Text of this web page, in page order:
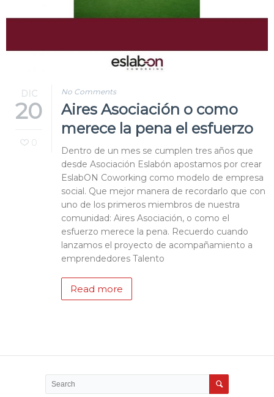
DIC
20
0
No Comments
Aires Asociación o como
merece la pena el esfuerzo
Dentro de un mes se cumplen tres años que
desde Asociación Eslabón apostamos por crear
EslabON Coworking como modelo de empresa
social. Que mejor manera de recordarlo que con
uno de los primeros miembros de nuestra
comunidad: Aires Asociación, o como el
esfuerzo merece la pena. Recuerdo cuando
lanzamos el proyecto de acompañamiento a
emprendedores Talento
Read more